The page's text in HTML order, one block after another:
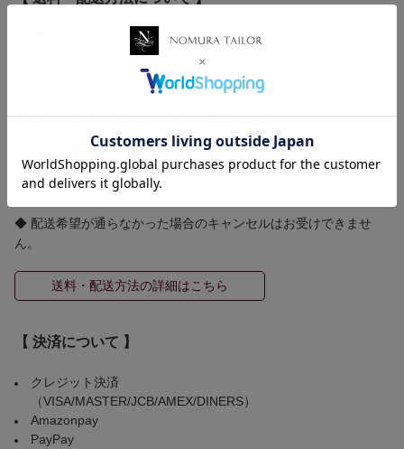
全国一律送料 580円
ゆうパケット 250円(規定のサイズ等の条件有)
5,500円（税込）以上お買い上げで国内送料無料！！
≪ 配送方法 ≫
※配送方法はご注文頂いた商品サイズによって弊社にて選択させ
ていただきます。
◆ 配送希望が通らなかった場合のキャンセルはお受けできませ
ん。
送料・配送方法の詳細はこちら
【 決済について 】
クレジット決済
（VISA/MASTER/JCB/AMEX/DINERS）
Amazonpay
PayPay